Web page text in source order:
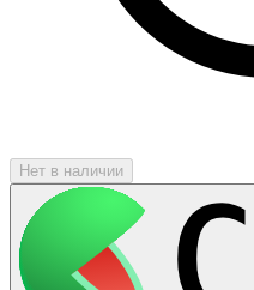
Нет в наличии